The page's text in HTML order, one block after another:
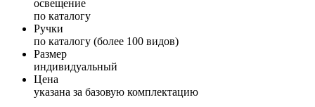
освещение
по каталогу
Ручки
по каталогу (более 100 видов)
Размер
индивидуальный
Цена
указана за базовую комплектацию